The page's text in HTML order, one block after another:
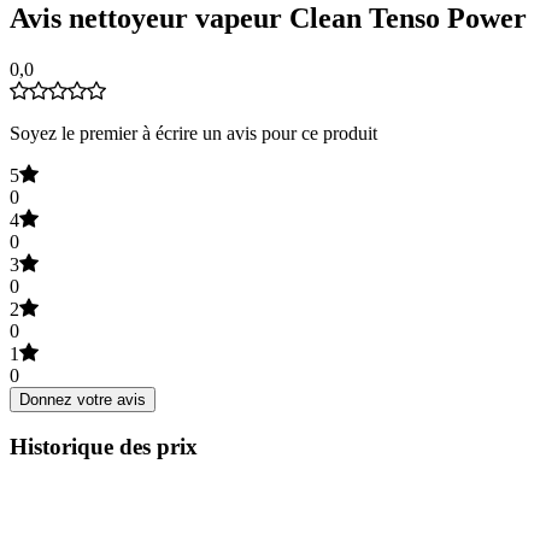
Avis nettoyeur vapeur Clean Tenso Power
0,0
Soyez le premier à écrire un avis pour ce produit
5
0
4
0
3
0
2
0
1
0
Donnez votre avis
Historique des prix